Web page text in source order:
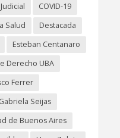
COVID-19
Salud
Destacada
Esteban Centanaro
Derecho UBA
Ferrer
Gabriela Seijas
de Buenos Aires